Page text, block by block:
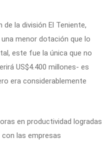
la división El Teniente,
menor dotación que lo
este fue la única que no
US$4.400 millones- es
era considerablemente
en productividad logradas
las empresas